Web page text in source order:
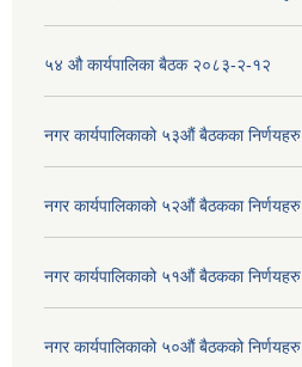
५४ औ कार्यपालिका बैठक २०८३-२-१२
नगर कार्यपालिकाको ५३औं बैठकका निर्णयहरु
नगर कार्यपालिकाको ५२औं बैठकका निर्णयहरु
नगर कार्यपालिकाको ५१औं बैठकका निर्णयहरु
नगर कार्यपालिकाको ५०औं बैठकको निर्णयहरु